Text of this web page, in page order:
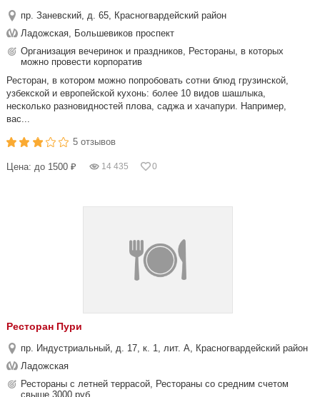
пр. Заневский, д. 65, Красногвардейский район
Ладожская, Большевиков проспект
Организация вечеринок и праздников, Рестораны, в которых
можно провести корпоратив
Ресторан, в котором можно попробовать сотни блюд грузинской,
узбекской и европейской кухонь: более 10 видов шашлыка,
несколько разновидностей плова, саджа и хачапури. Например,
вас...
5 отзывов
Цена: до 1500 ₽ 14 435 0
Ресторан Пури
пр. Индустриальный, д. 17, к. 1, лит. А, Красногвардейский район
Ладожская
Рестораны с летней террасой, Рестораны со средним счетом
свыше 3000 руб